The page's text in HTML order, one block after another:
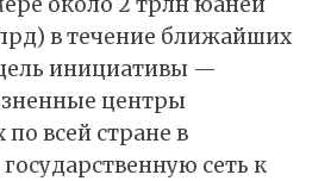
в течение ближайших
инициативы —
центры
всей стране в
сеть к